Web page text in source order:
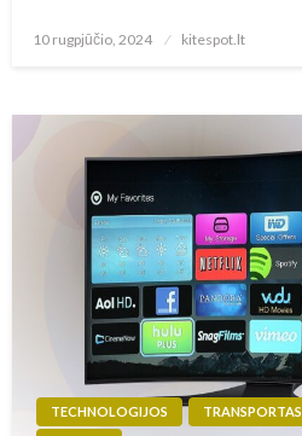
Posted
10 rugpjūčio, 2024 kitespot.lt
TECHNOLOGIJOS TRANSPORTAS